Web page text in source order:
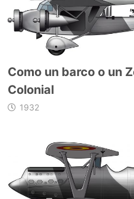
Como un barco o un
Colonial
1932